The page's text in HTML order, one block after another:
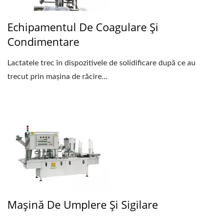
Echipamentul De Coagulare Și
Condimentare
Lactatele trec în dispozitivele de solidificare după ce au
trecut prin mașina de răcire...
Mașină De Umplere Și Sigilare